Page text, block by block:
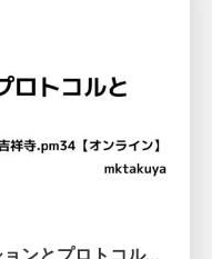
マネジメントとコミュニケーションとプロトコルと / kichijojipm-34